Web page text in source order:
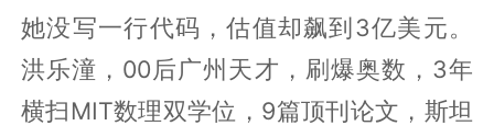
她没写一行代码，估值却飙到3亿美元。
洪乐潼，00后广州天才，刷爆奥数，3年
横扫MIT数理双学位，9篇顶刊论文，斯坦